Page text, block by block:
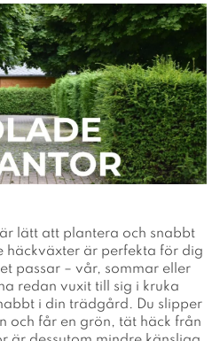
lätt att plantera och snabbt
häckväxter är perfekta för dig
passar – vår, sommar eller
redan vuxit till sig i kruka
i din trädgård. Du slipper
och får en grön, tät häck från